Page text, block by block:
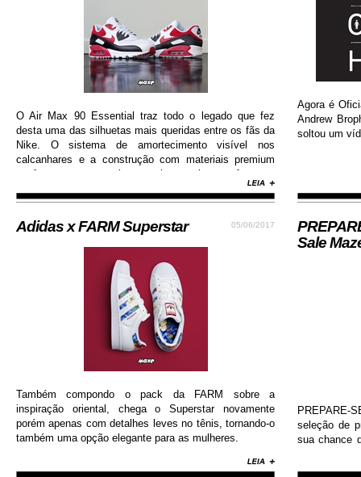
O Air Max 90 Essential traz todo o legado que fez
desta uma das silhuetas mais queridas entre os fãs da
Nike. O sistema de amortecimento visível nos
calcanhares e a construção com materiais premium
conferem ao sneaker muito mais conforto e
durabilidade, além de contar com colorway estilosa e
moderna...
05/06/2017
Adidas x FARM Superstar
Também compondo o pack da FARM sobre a
inspiração oriental, chega o Superstar novamente
porém apenas com detalhes leves no tênis, tornando-o
também uma opção elegante para as mulheres.
Agora é
Andrew
soltou um
Sale
PREPARE-
seleção de
sua chance
Diamond,